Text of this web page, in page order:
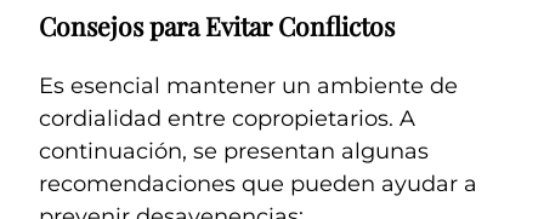
Consejos para Evitar Conflictos
Es esencial mantener un ambiente de
cordialidad entre copropietarios. A
continuación, se presentan algunas
recomendaciones que pueden ayudar a